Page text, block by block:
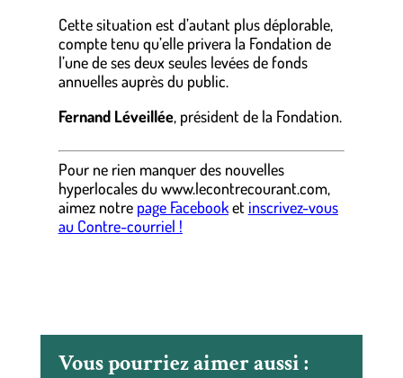
Cette situation est d’autant plus déplorable,
compte tenu qu’elle privera la Fondation de
l’une de ses deux seules levées de fonds
annuelles auprès du public.
Fernand Léveillée, président de la Fondation.
Pour ne rien manquer des nouvelles
hyperlocalesdu www.lecontrecourant.com,
aimez notre page Facebooket inscrivez-vous
au Contre-courriel !
Vous pourriez aimer aussi :